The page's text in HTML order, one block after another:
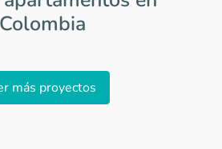
Colombia
más proyectos